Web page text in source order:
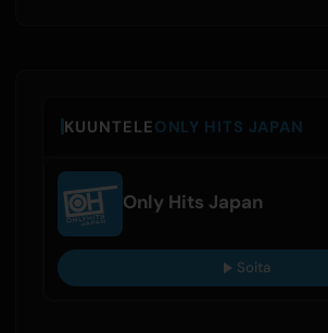
KUUNTELEONLY HITS JAPAN
Only Hits Japan
Soita